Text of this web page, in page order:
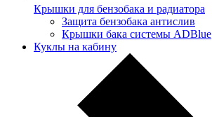
Крышки для бензобака и радиатора
Защита бензобака антислив
Крышки бака системы ADBlue
Куклы на кабину